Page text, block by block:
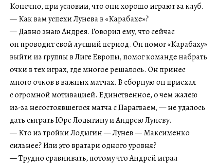
Конечно, при условии, что они хорошо играют за клуб.
— Как вам успехи Лунева в «Карабахе»?
— Давно знаю Андрея. Говорил ему, что сейчас
он проводит свой лучший период. Он помог «Карабаху»
выйти из группы в Лиге Европы, помог команде набрать
очки в тех играх, где многое решалось. Он принес
много очков в важных матчах. В сборную он приехал
с огромной мотивацией. Единственное, о чем жалею
из-за несостоявшегося матча с Парагваем, — не удалось
дать сыграть Юре Лодыгину и Андрею Луневу.
— Кто из тройки Лодыгин — Лунев — Максименко
сильнее? Или это вратари одного уровня?
— Трудно сравнивать, потому что Андрей играл